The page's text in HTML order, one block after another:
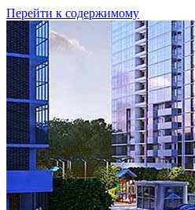
Перейти к содержимому